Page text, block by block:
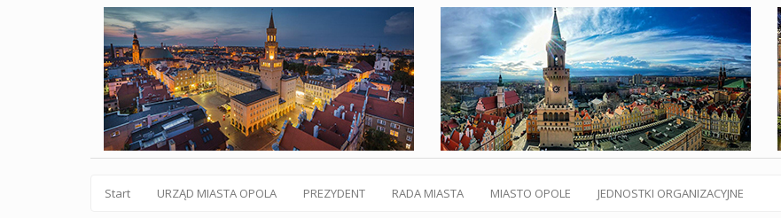
Start URZĄD MIASTA OPOLA PREZYDENT RADA MIASTA MIASTO OPOLE JEDNOSTKI ORGANIZACYJNE